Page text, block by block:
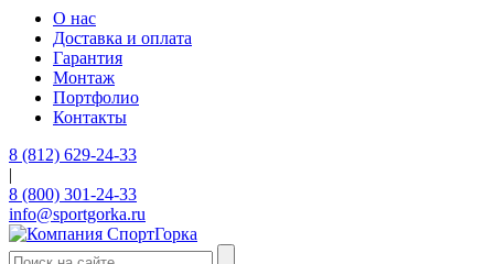
О нас
Доставка и оплата
Гарантия
Монтаж
Портфолио
Контакты
8 (812) 629-24-33
|
8 (800) 301-24-33
info@sportgorka.ru